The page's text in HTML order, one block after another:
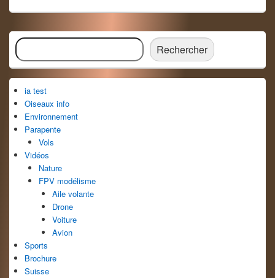
Zone
principale
de
widget
pour
la
barre
latérale
Rechercher Rechercher
ia test
Oiseaux info
Environnement
Parapente
Vols
Vidéos
Nature
FPV modélisme
Aile volante
Drone
Voiture
Avion
Sports
Brochure
Suisse